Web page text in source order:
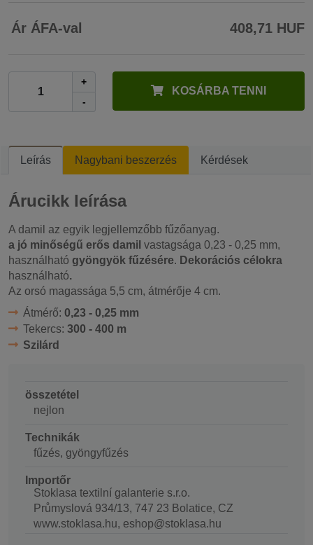
Ár ÁFA-val 408,71 HUF
+
-
KOSÁRBA TENNI
Leírás Nagybani beszerzés Kérdések
Árucikk leírása
A damil az egyik legjellemzőbb fűzőanyag.
a jó minőségű erős damil vastagsága 0,23 - 0,25 mm,
használható gyöngyök fűzésére. Dekorációs célokra
használható.
Az orsó magassága 5,5 cm, átmérője 4 cm.
Átmérő: 0,23 - 0,25 mm
Tekercs: 300 - 400 m
Szilárd
összetétel
nejlon
Technikák
fűzés, gyöngyfűzés
Importőr
Stoklasa textilní galanterie s.r.o.
Průmyslová 934/13, 747 23 Bolatice, CZ
www.stoklasa.hu, eshop@stoklasa.hu